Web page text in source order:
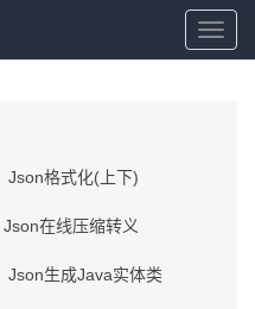
站
Json格式化(上下)
Json在线压缩转义
Json生成Java实体类